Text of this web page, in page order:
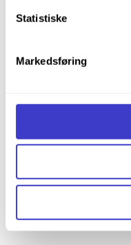
Statistiske
Markedsføring